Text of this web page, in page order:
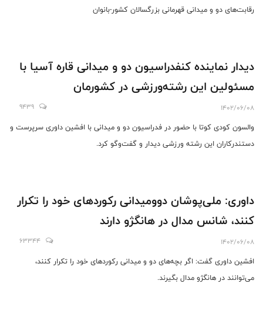
رقابت‌های دو و میدانی قهرمانی بزرگسالان کشور-بانوان
دیدار نماینده کنفدراسیون دو و میدانی قاره آسیا با
مسئولین این رشته‌ورزشی در کشورمان
1402/06/08
9439
والسون کودی کوتا با حضور در فدراسیون دو و میدانی با افشین داوری سرپرست و
دستندرکاران این رشته ورزشی دیدار و گفت‌وگو کرد.
داوری: ملی‌پوشان دوومیدانی رکوردهای خود را تکرار
کنند، شانس مدال در هانگژو دارند
1402/06/08
63344
افشین داوری گفت: اگر بچه‌های دو و میدانی رکوردهای خود را تکرار کنند،
می‌توانند در هانگژو مدال بگیرند.